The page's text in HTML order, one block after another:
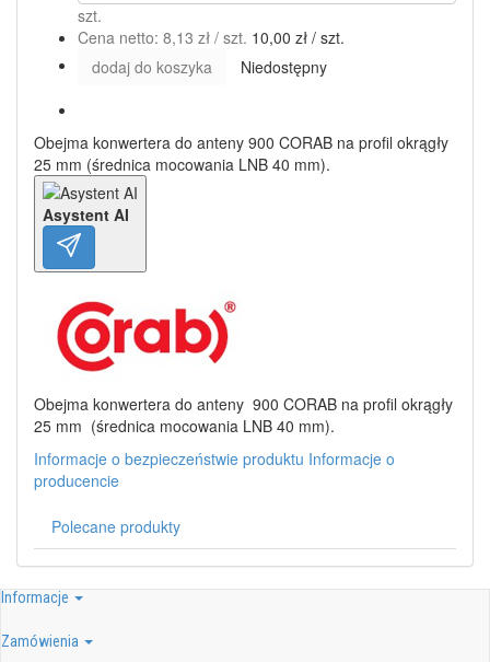
szt.
Cena netto: 8,13 zł / szt. 10,00 zł / szt.
dodaj do koszyka
Niedostępny
Obejma konwertera do anteny 900 CORAB na profil okrągły
25 mm (średnica mocowania LNB 40 mm).
Asystent AI
Obejma konwertera do anteny 900 CORAB na profil okrągły
25 mm (średnica mocowania LNB 40 mm).
Informacje o bezpieczeństwie produktu Informacje o
producencie
Polecane produkty
Informacje
Zamówienia